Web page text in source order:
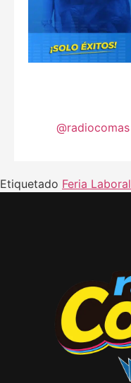
@radiocomas
Etiquetado Feria Laboral